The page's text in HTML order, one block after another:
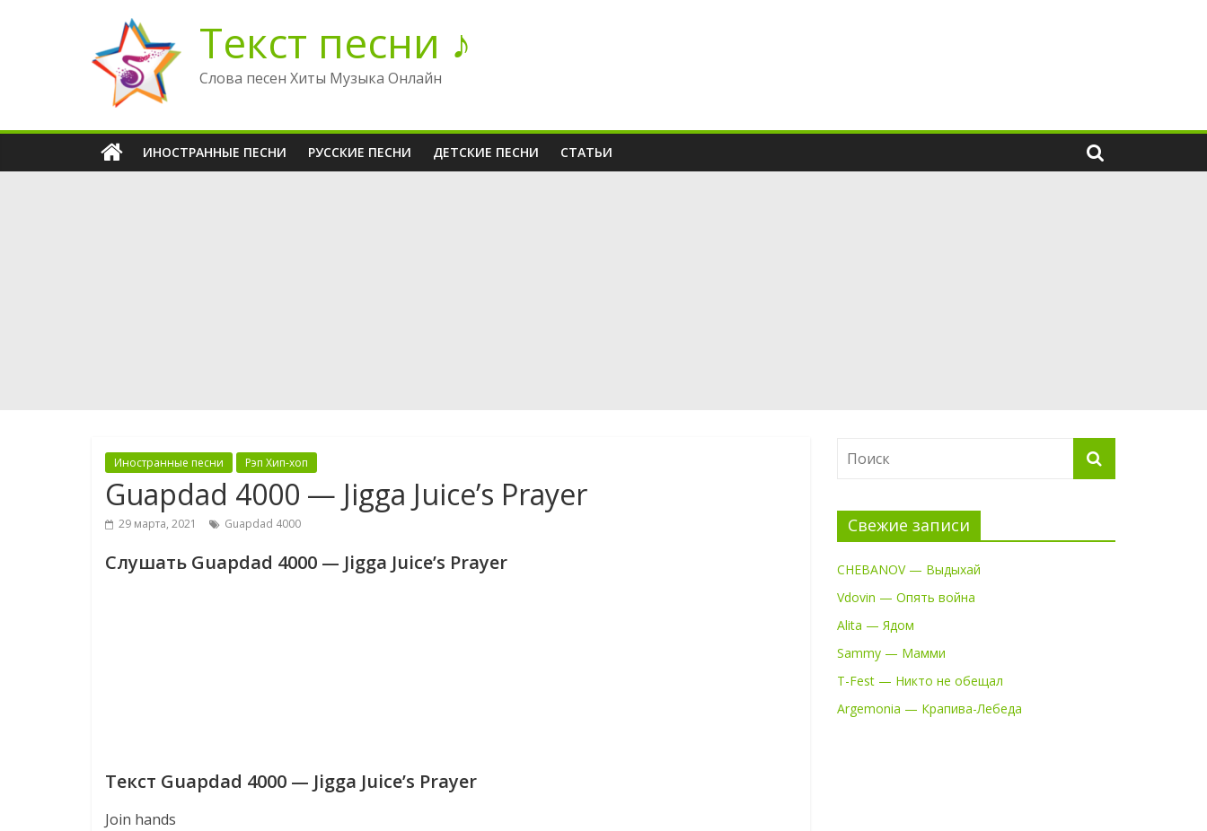
содержимому
Текст песни ♪
Слова песен Хиты Музыка Онлайн
ИНОСТРАННЫЕ ПЕСНИ РУССКИЕ ПЕСНИ ДЕТСКИЕ ПЕСНИ СТАТЬИ
Иностранные песни Рэп Хип-хоп
Guapdad 4000 — Jigga Juice’s Prayer
29 марта, 2021 Guapdad 4000
Слушать Guapdad 4000 — Jigga Juice’s Prayer
Текст Guapdad 4000 — Jigga Juice’s Prayer
Join hands
Свежие записи
CHEBANOV — Выдыхай
Vdovin — Опять война
Alita — Ядом
Sammy — Мамми
T-Fest — Никто не обещал
Argemonia — Крапива-Лебеда